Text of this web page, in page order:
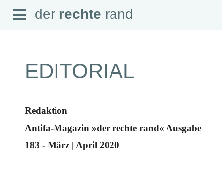
der rechte rand
Home
Suche
Open
Menu
der rechte rand
EDITORIAL
Redaktion
Antifa-Magazin »der rechte rand« Ausgabe
183 - März | April 2020